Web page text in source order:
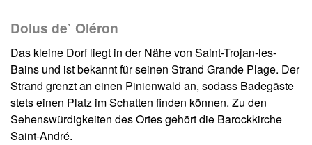
Dolus de` Oléron
Das kleine Dorf liegt in der Nähe von Saint-Trojan-les-
Bains und ist bekannt für seinen Strand Grande Plage. Der
Strand grenzt an einen Pinienwald an, sodass Badegäste
stets einen Platz im Schatten finden können. Zu den
Sehenswürdigkeiten des Ortes gehört die Barockkirche
Saint-André.